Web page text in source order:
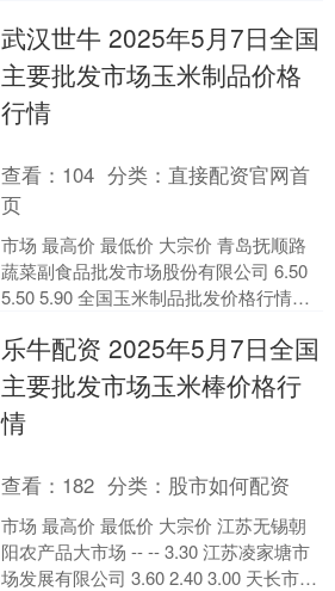
武汉世牛 2025年5月7日全国
主要批发市场玉米制品价格
行情
查看： 104 分类： 直接配资官网首
页
市场 最高价 最低价 大宗价 青岛抚顺路
蔬菜副食品批发市场股份有限公司 6.50
5.50 5.90 全国玉米制品批发价格行情走
乐牛配资 2025年5月7日全国
主要批发市场玉米棒价格行
情
查看： 182 分类： 股市如何配资
市场 最高价 最低价 大宗价 江苏无锡朝
阳农产品大市场 -- -- 3.30 江苏凌家塘市
场发展有限公司 3.60 2.40 3.00 天长市永